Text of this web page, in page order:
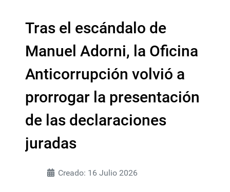
Tras el escándalo de
Manuel Adorni, la Oficina
Anticorrupción volvió a
prorrogar la presentación
de las declaraciones
juradas
Creado: 16 Julio 2026